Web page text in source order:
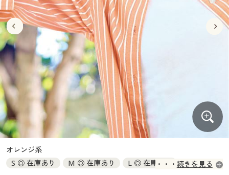
寝具・ベッド
カーテン・ラグ・ファブリック
美容・健康・サプリメント
制服・スクールすべて
制服・学生服
ジュニア・ティーンズ下着
大きいサイズ
大きいサイズ通販すべて
大きいサイズ レディース服
大きいサイズ レディース下着
大きいサイズ メンズ
大きいサイズ 事務・制服
バーゲン
バーゲンセール
シークレットセール
詳細検索
商品カテゴリ一覧
カタログ
カタログ・チラシからのご注文
カーテン・ラグ・ファブリック
制服・学生服
ジュニア・ティーンズ下着
大きいサイズ通販すべて
大きいサイズ レディース服
大きいサイズ レディース下着
大きいサイズ メンズ
大きいサイズ 事務・制服
バーゲン
バーゲンセール
シークレットセール
詳細検索
商品カテゴリ一覧
カタログ
カタログ・チラシからのご注文
デジタルカタログ
カタログ無料プレゼント
オレンジ系
S ◎ 在庫あり
M ◎ 在庫あり
L ◎ 在庫あり
続きを見る